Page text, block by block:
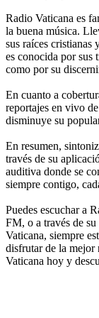
Radio Vaticana es
la buena música.
sus raíces cristianas
es conocida por sus
como por su
En cuanto a
reportajes en vivo
disminuye su
En resumen,
través de su
auditiva donde se
siempre contigo,
Puedes escuchar a
FM, o a través de
Vaticana, siempre
disfrutar de la mejor
Vaticana hoy y